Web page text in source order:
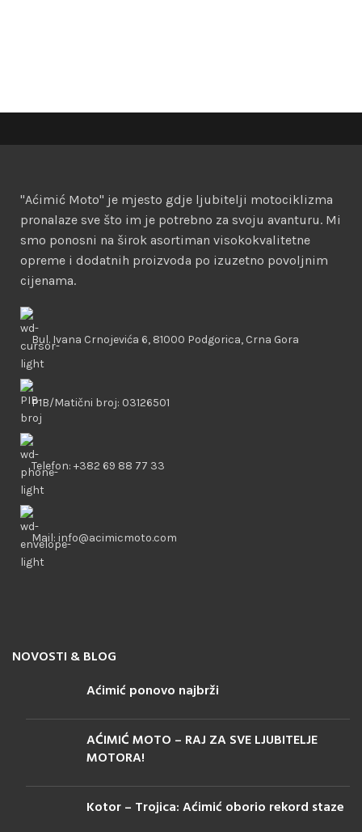
"Aćimić Moto" je mjesto gdje ljubitelji motociklizma
pronalaze sve što im je potrebno za svoju avanturu. Mi
smo ponosni na širok asortiman visokokvalitetne
opreme i dodatnih proizvoda po izuzetno povoljnim
cijenama.
Bul. Ivana Crnojevića 6, 81000 Podgorica, Crna Gora
PIB/Matični broj: 03126501
Telefon: +382 69 88 77 33
Mail: info@acimicmoto.com
NOVOSTI & BLOG
Aćimić ponovo najbrži
AĆIMIĆ MOTO – RAJ ZA SVE LJUBITELJE
MOTORA!
Kotor – Trojica: Aćimić oborio rekord staze